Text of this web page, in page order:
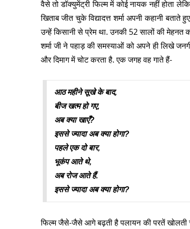
वैसे तो डॉक्युमेंट्री फिल्म में कोई नायक नहीं होता
खिताब जीत चुके विद्यादत्त शर्मा अपनी कहानी
उन्हें किसानी से प्रेम था. उनकी 52 सालों की मेहनत
शर्मा जी ने पहाड़ की समस्याओं को अपने ही लिखे
और दिमाग में चोट करता है. एक जगह वह गाते हैं-
आठ महीने सूखे के बाद,
बीज खत्म हो गए,
अब क्या खाएँ?
इससे ज्यादा अब क्या होगा?
पहले एक दो बार,
भूकंप आते थे,
अब रोज आते हैं.
इससे ज्यादा अब क्या होगा?
फिल्म जैसे-जैसे आगे बढ़ती है पलायन की परतें